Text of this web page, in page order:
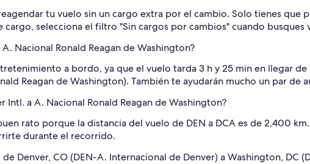
tu vuelo sin un cargo extra por el cambio. Solo tienes
cargo, selecciona el filtro "Sin cargos por cambios" cuando busques
Nacional Ronald Reagan de Washington?
a bordo, ya que el vuelo tarda 3 h y 25 min en llegar
Reagan de Washington). También te ayudarán mucho un par
Intl. a A. Nacional Ronald Reagan de Washington?
rato porque la distancia del vuelo de DEN a DCA es de 2,400
durante el recorrido.
Denver, CO (DEN-A. Internacional de Denver) a Washington, DC